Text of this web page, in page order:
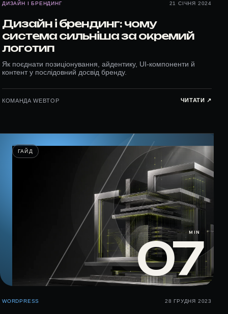
ДИЗАЙН І БРЕНДИНГ 21 СІЧНЯ 2024
Дизайн і брендинг: чому
система сильніша за окремий
логотип
Як поєднати позиціонування, айдентику, UI-компоненти й
контент у послідовний досвід бренду.
КОМАНДА WEBTOP ЧИТАТИ ↗︎
ГАЙД
07
MIN
WORDPRESS 28 ГРУДНЯ 2023